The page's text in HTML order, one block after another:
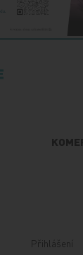
Přihlášení